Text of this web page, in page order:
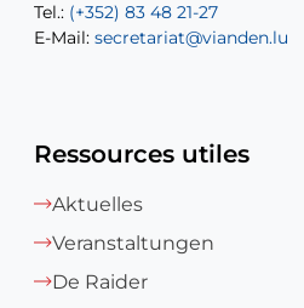
Tel.: (+352) 83 48 21-27
E-Mail: secretariat@vianden.lu
E-Mail:sofia.carvalho@vianden.lu
E-Mail: diane.storn@vianden.lu
Ressources utiles
Aktuelles
Veranstaltungen
De Raider